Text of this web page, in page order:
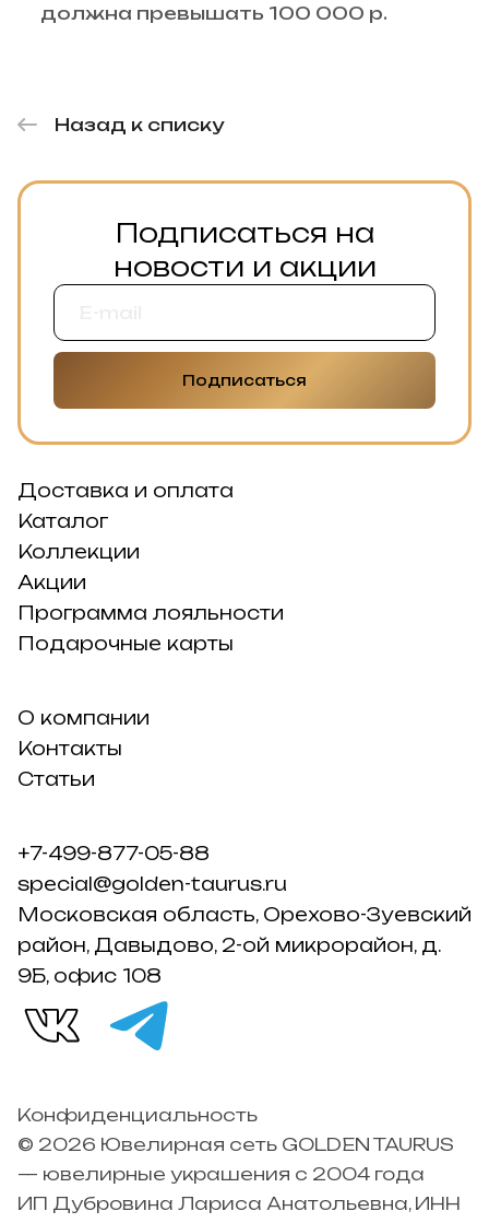
должна превышать 100 000 р.
Назад к списку
Подписаться на
новости и акции
Подписаться
Доставка и оплата
Каталог
Коллекции
Акции
Программа лояльности
Подарочные карты
О компании
Контакты
Статьи
+7-499-877-05-88
special@golden-taurus.ru
Московская область, Орехово-Зуевский
район, Давыдово, 2-ой микрорайон, д.
9Б, офис 108
Конфиденциальность
© 2026 Ювелирная сеть GOLDEN TAURUS
— ювелирные украшения с 2004 года
ИП Дубровина Лариса Анатольевна, ИНН